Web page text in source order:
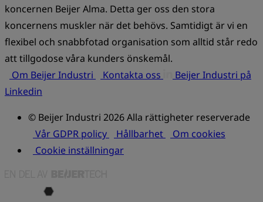
koncernen Beijer Alma. Detta ger oss den stora
koncernens muskler när det behövs. Samtidigt är vi en
flexibel och snabbfotad organisation som alltid står redo
att tillgodose våra kunders önskemål.
Om Beijer Industri
Kontakta oss
Beijer Industri på
Linkedin
© Beijer Industri 2026 Alla rättigheter reserverade
Vår GDPR policy
Hållbarhet
Om cookies
Cookie inställningar